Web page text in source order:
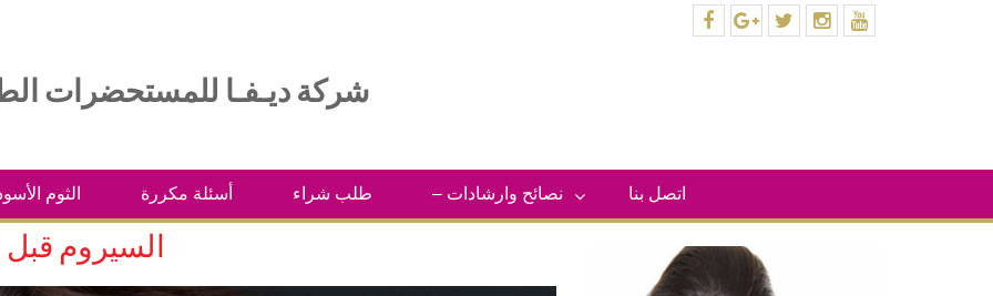
الثوم أسئلة مكررة طلب شراء – نصائح وارشادات اتصل بنا
السيروم قبل